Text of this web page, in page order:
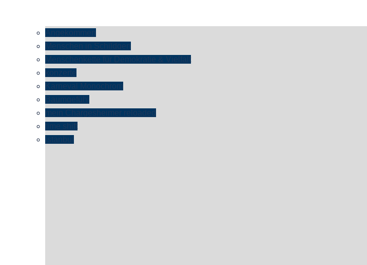
Angekommen
Menschen in Schildgen
Menschenkette für Demokratie & Vielfalt
konzerte
Karneval Monochrom
Baumgefühl
mein Chargesheimer reloaded
time shift
Istanbul